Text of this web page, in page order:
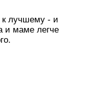
к лучшему - и
и маме легче